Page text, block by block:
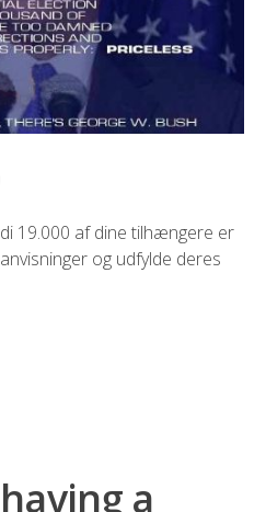
19.000 af dine tilhængere er
og udfylde deres
a